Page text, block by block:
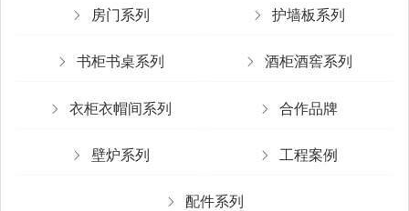
房门系列 护墙板系列
书柜书桌系列 酒柜酒窖系列
衣柜衣帽间系列 合作品牌
壁炉系列 工程案例
配件系列